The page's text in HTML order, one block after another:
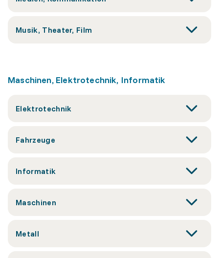
Musik, Theater, Film
Maschinen, Elektrotechnik, Informatik
Elektrotechnik
Fahrzeuge
Informatik
Maschinen
Metall